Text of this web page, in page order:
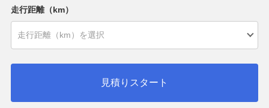
走行距離（km）
見積りスタート